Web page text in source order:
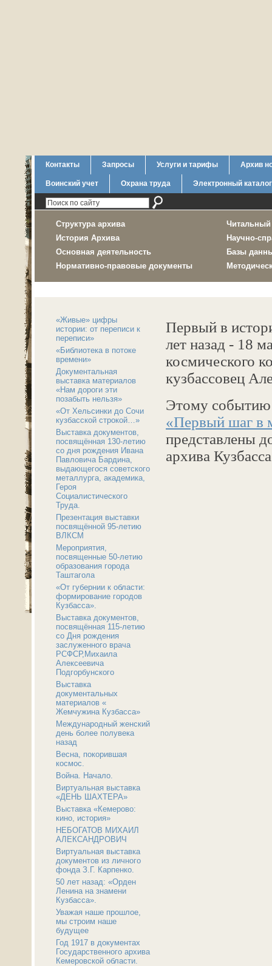
Контакты Запросы Услуги и тарифы Архив
Воинский учет Охрана труда Электронный каталог
Структура архива
История Архива
Основная деятельность
Нормативно-правовые документы
Читальный
Научно-
Базы
«Живые» цифры
истории: от переписи к
переписи»
«Библиотека в потоке
времени»
Документальная
выставка материалов
«Нам дороги эти
позабыть нельзя»
«От Хельсинки до Сочи
кузбасской строкой…»
Выставка документов,
посвящённая 130-летию
со дня рождения Ивана
Павловича Бардина,
выдающегося советского
металлурга, академика,
Героя
Социалистического
Труда.
Презентация выставки
посвящённой 95-летию
ВЛКСМ
Мероприятия,
посвященные 50-летию
образования города
Таштагола
«От губернии к области:
формирование городов
Кузбасса».
Выставка документов,
посвящённая 115-летию
со Дня рождения
заслуженного врача
РСФСР,Михаила
Алексеевича
Подгорбунского
Выставка
документальных
материалов «
Жемчужина Кузбасса»
Международный женский
день более полувека
назад
Весна, покорившая
космос.
Война. Начало.
Виртуальная выставка
«ДЕНЬ ШАХТЕРА»
Выставка «Кемерово:
кино, история»
НЕБОГАТОВ МИХАИЛ
АЛЕКСАНДРОВИЧ
Виртуальная выставка
документов из личного
фонда З.Г. Карпенко.
50 лет назад: «Орден
Ленина на знамени
Кузбасса».
Уважая наше прошлое,
мы строим наше
будущее
Год 1917 в документах
Государственного архива
Кемеровской области.
Первый в
лет назад - 18
космического
кузбассовец
Этому
«Первый шаг в
представлены
архива